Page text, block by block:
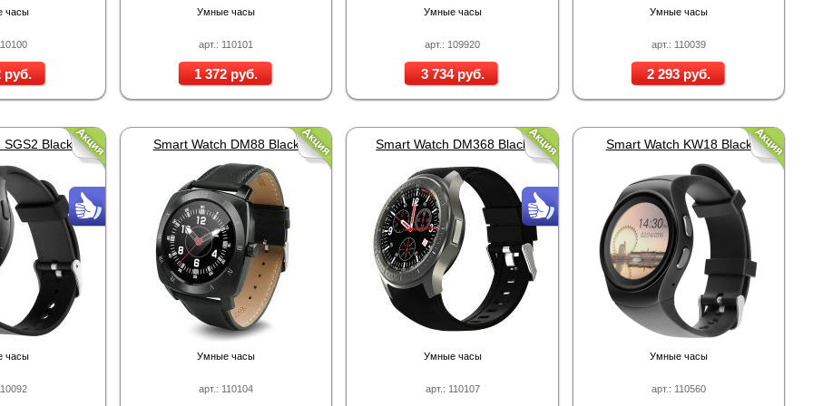
часы
руб.
арт.: 110101
Умные часы
1 372 руб.
арт.: 109920
Умные часы
3 734 руб.
арт.: 110039
Умные часы
2 293 руб.
SGS2 Black
часы
арт.: 110104
Smart Watch DM88 Black
Умные часы
арт.: 110107
Smart Watch DM368 Black
Умные часы
арт.: 110560
Smart Watch KW18 Black
Умные часы